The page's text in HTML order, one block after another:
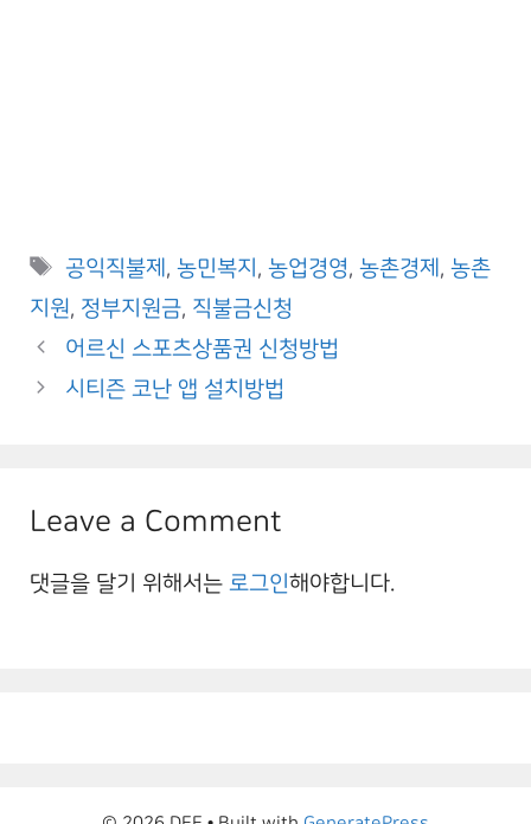
Tags
공익직불제 ,농민복지 ,농업경영,농촌경제 ,농촌
지원, 정부지원금, 직불금신청
어르신 스포츠상품권 신청방법
시티즌 코난 앱 설치방법
Leave a Comment
댓글을 달기 위해서는 로그인해야합니다.